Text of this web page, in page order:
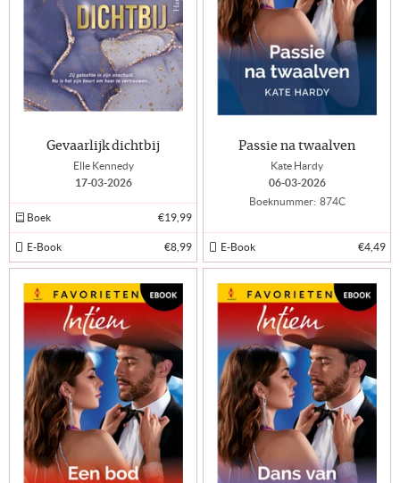
Gevaarlijk dichtbij
Elle Kennedy
17-03-2026
Boek €19,99
E-Book €8,99
Passie na twaalven
Kate Hardy
06-03-2026
Boeknummer: 874C
E-Book €4,49